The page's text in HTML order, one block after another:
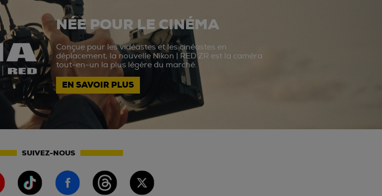
NÉE POUR LE CINÉMA
Conçue pour les vidéastes et les cinéastes en
déplacement, la nouvelle Nikon | RED ZR est la caméra
tout-en-un la plus légère du marché.
EN SAVOIR PLUS
SUIVEZ-NOUS